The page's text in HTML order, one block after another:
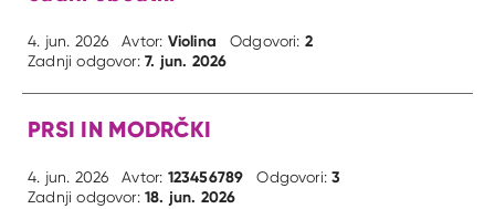
4. jun. 2026 Avtor: Violina Odgovori: 2
Zadnji odgovor:7. jun. 2026
PRSI IN MODRČKI
4. jun. 2026 Avtor: 123456789 Odgovori:3
Zadnji odgovor:18. jun. 2026